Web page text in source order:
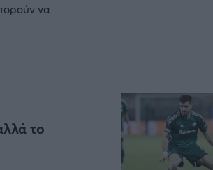
να
το